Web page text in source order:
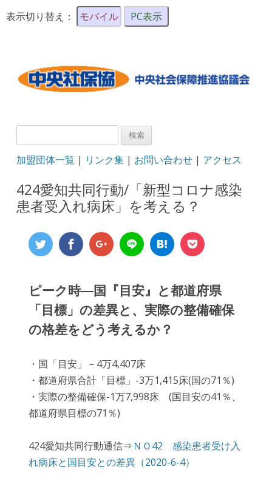
表示切り替え： モバイル PC表示
検
加盟団体一覧 | リンク集 | お問い合わせ | アクセス
424愛知共同行動/「新型コロナ感染
患者受入れ病床」を考える？
ピーク時―国『目安』と都道府県
「目標」の差異と、実際の整備確保
の格差をどう考えるか？
・国「目安」－4万4,407床
・都道府県合計「目標」-3万1,415床(国の71％)
・実際の整備確保-1万7,998床 (国目安の41％、
都道府県目標の71％)
424愛知共同行動通信⇒ ＮＯ42 感染患者受け入
れ病床と国目安との差異（2020-6-4）